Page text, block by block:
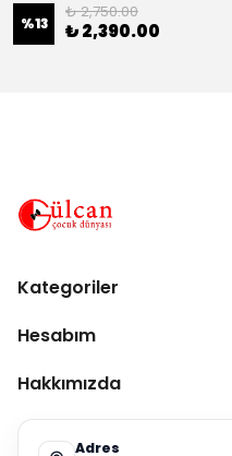
%13
₺ 2,750.00
₺ 2,390.00
Kategoriler
Hesabım
Hakkımızda
Adres